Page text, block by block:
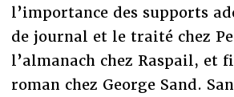
l’importance des supports
de journal et le traité chez
l’almanach chez Raspail, et
roman chez George Sand.